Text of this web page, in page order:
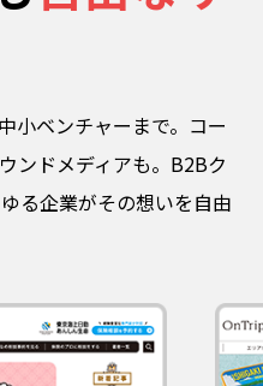
小ベンチャーまで。コー
ンドメディアも。B2Bク
る企業がその想いを自由